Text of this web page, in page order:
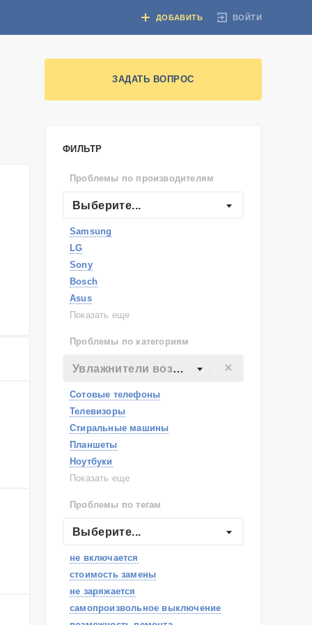
ВОЙТИ
ДОБАВИТЬ
ЗАДАТЬ ВОПРОС
ФИЛЬТР
Проблемы по производителям
Выберите...
Samsung
LG
Sony
Bosch
Asus
Lenovo
Apple
Indesit
Показать еще
Проблемы по категориям
Увлажнители воздуха
Сотовые телефоны
Телевизоры
Стиральные машины
Планшеты
Ноутбуки
Холодильники
Посудомоечные машины
Наушники
Показать еще
Проблемы по тегам
Выберите...
не включается
стоимость замены
не заряжается
самопроизвольное выключение